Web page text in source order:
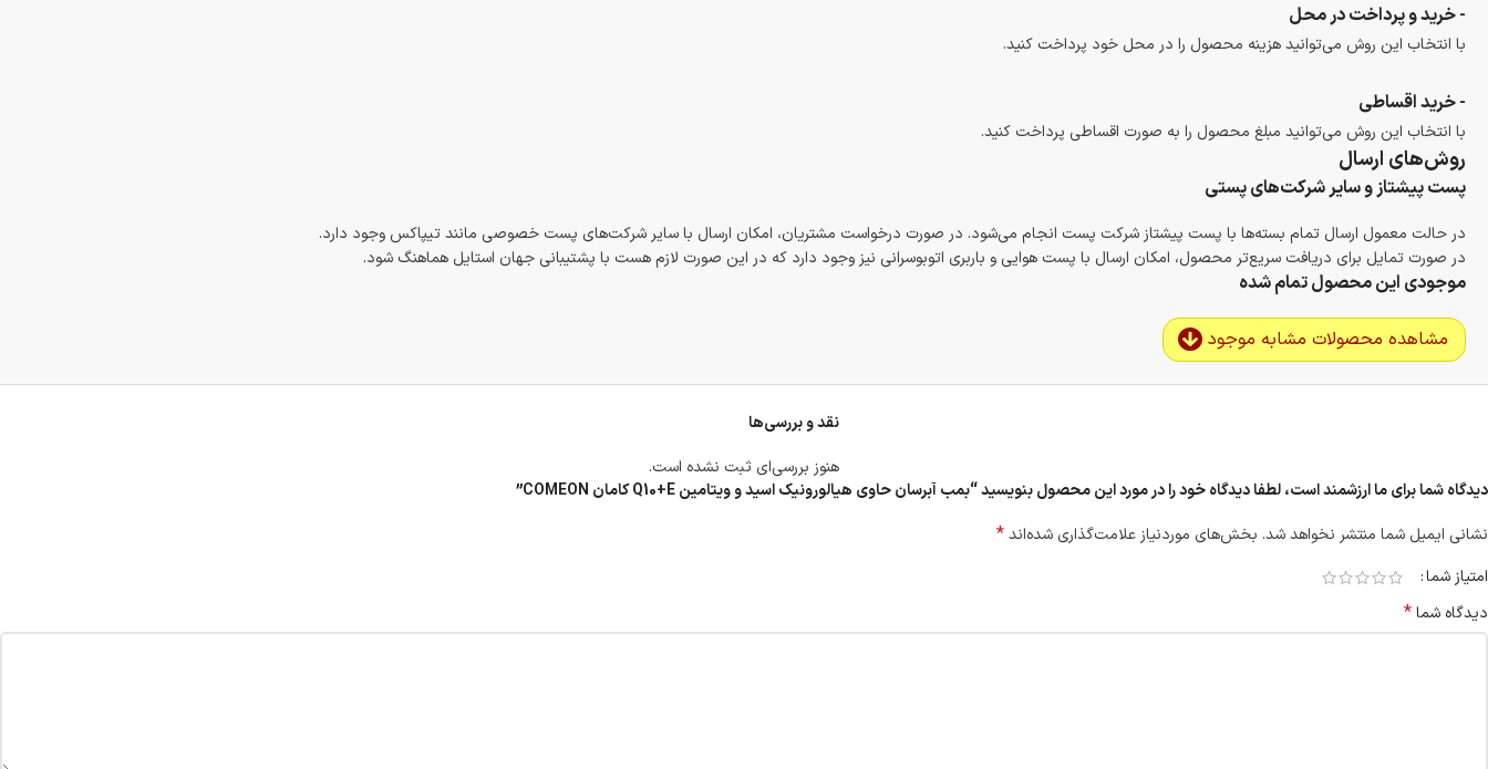
- خرید و پرداخت در محل
با انتخاب این روش می‌توانید هزینه محصول را در محل خود پرداخت کنید.
- خرید اقساطی
با انتخاب این روش می‌توانید مبلغ محصول را به صورت اقساطی پرداخت کنید.
روش‌های ارسال
پست پیشتاز و سایر شرکت‌های پستی
در حالت معمول ارسال تمام بسته‌ها با پست پیشتاز شرکت پست انجام می‌شود. در صورت درخواست مشتریان، امکان ارسال با سایر شرکت‌های پست خصوصی مانند تیپاکس وجود دارد.
در صورت تمایل برای دریافت سریع‌تر محصول، امکان ارسال با پست هوایی و باربری اتوبوسرانی نیز وجود دارد که در این صورت لازم هست با پشتیبانی جهان استایل هماهنگ شود.
موجودی این محصول تمام شده
مشاهده محصولات مشابه موجود
نقد و بررسی‌ها
هنوز بررسی‌ای ثبت نشده است.
دیدگاه شما برای ما ارزشمند است، لطفا دیدگاه خود را در مورد این محصول بنویسید “بمب آبرسان حاوی هیالورونیک اسید و ویتامین Q10+E کامان COMEON”
نشانی ایمیل شما منتشر نخواهد شد. بخش‌های موردنیاز علامت‌گذاری شده‌اند*
امتیاز شما
دیدگاه شما*